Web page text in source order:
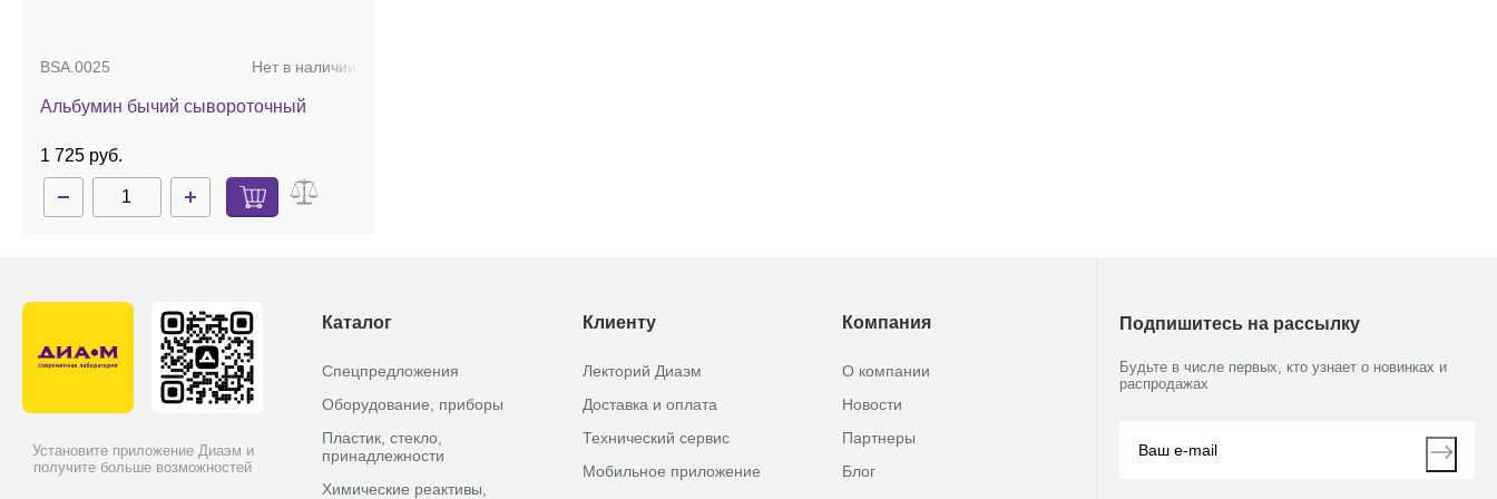
BSA.0025 Нет в наличии
Альбумин бычий сывороточный
1 725 руб.
Установите приложение Диаэм и
получите больше возможностей
Каталог
Спецпредложения
Оборудование, приборы
Пластик, стекло,
принадлежности
Химические реактивы,
Клиенту
Лекторий Диаэм
Доставка и оплата
Технический сервис
Мобильное приложение
Компания
О компании
Новости
Партнеры
Блог
Подпишитесь на рассылку
Будьте в числе первых, кто узнает о новинках и
распродажах